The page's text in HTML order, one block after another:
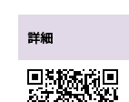
詳細